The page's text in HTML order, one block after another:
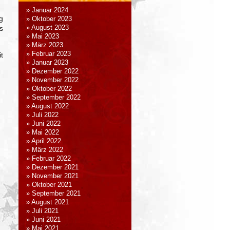
Januar 2024
Oktober 2023
August 2023
Mai 2023
März 2023
Februar 2023
Januar 2023
Dezember 2022
November 2022
Oktober 2022
September 2022
August 2022
Juli 2022
Juni 2022
Mai 2022
April 2022
März 2022
Februar 2022
Dezember 2021
November 2021
Oktober 2021
September 2021
August 2021
Juli 2021
Juni 2021
Mai 2021